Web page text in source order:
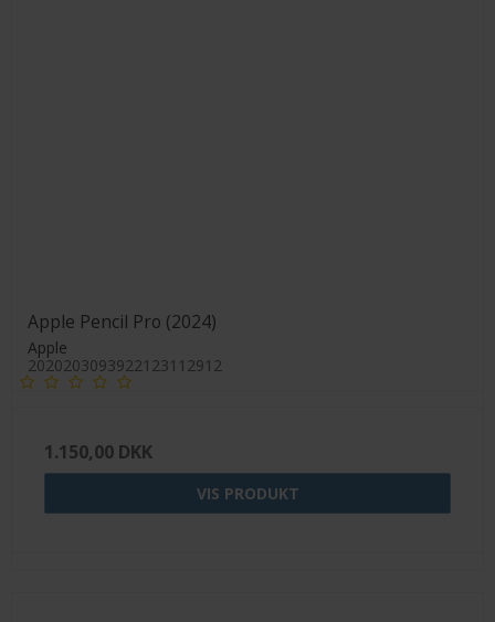
Apple Pencil Pro (2024)
Apple
2020203093922123112912
1.150,00 DKK
VIS PRODUKT